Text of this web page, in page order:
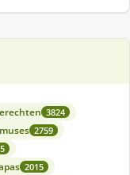
3824
2759
2015